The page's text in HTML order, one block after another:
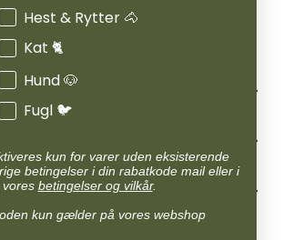
Hest & Rytter 🐴
Kat 🐈
Hund 🐶
Fugl 🐦
kun for varer uden eksisterende
betingelser i din rabatkode mail eller i
vores betingelser og vilkår.
kun gælder på vores webshop